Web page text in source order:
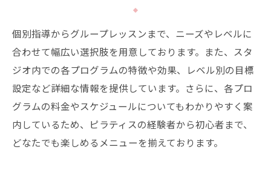
個別指導からグループレッスンまで、ニーズやレベルに
合わせて幅広い選択肢を用意しております。また、スタ
ジオ内での各プログラムの特徴や効果、レベル別の目標
設定など詳細な情報を提供しています。さらに、各プロ
グラムの料金やスケジュールについてもわかりやすく案
内しているため、ピラティスの経験者から初心者まで、
どなたでも楽しめるメニューを揃えております。